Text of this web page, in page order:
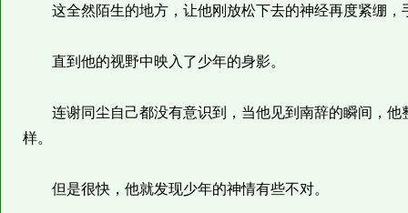
这全然陌生的地方，让他刚放松下去的神经再度紧绷，
直到他的视野中映入了少年的身影。
连谢同尘自己都没有意识到，当他见到南辞的瞬间，他
样。
但是很快，他就发现少年的神情有些不对。